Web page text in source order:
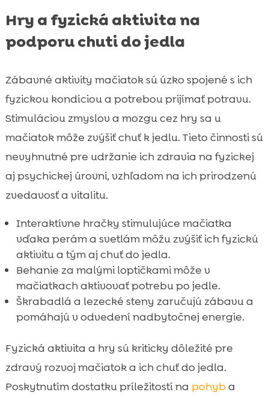
Hry a fyzická aktivita na
podporu chuti do jedla
Zábavné aktivity mačiatok sú úzko spojené s ich
fyzickou kondíciou a potrebou prijímať potravu.
Stimuláciou zmyslov a mozgu cez hry sa u
mačiatok môže zvýšiť chuť k jedlu. Tieto činnosti sú
nevyhnutné pre udržanie ich zdravia na fyzickej
aj psychickej úrovni, vzhľadom na ich prirodzenú
zvedavosť a vitalitu.
Interaktívne hračky stimulujúce mačiatka
vďaka perám a svetlám môžu zvýšiť ich fyzickú
aktivitu a tým aj chuť do jedla.
Behanie za malými loptičkami môže v
mačiatkach aktivovať potrebu po jedle.
Škrabadlá a lezecké steny zaručujú zábavu a
pomáhajú v odvedení nadbytočnej energie.
Fyzická aktivita a hry sú kriticky dôležité pre
zdravý rozvoj mačiatok a ich chuť do jedla.
Poskytnutím dostatku príležitostí na pohyba